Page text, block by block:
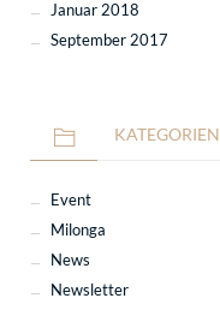
Januar 2018
September 2017
KATEGORIEN
Event
Milonga
News
Newsletter